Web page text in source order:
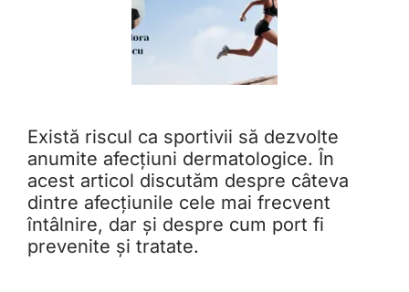
Există riscul ca sportivii să dezvolte
anumite afecțiuni dermatologice. În
acest articol discutăm despre câteva
dintre afecțiunile cele mai frecvent
întâlnire, dar și despre cum port fi
prevenite și tratate.